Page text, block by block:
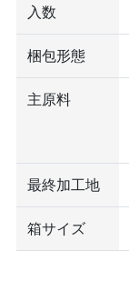
入数
梱包形態
主原料
最終加工地
箱サイズ